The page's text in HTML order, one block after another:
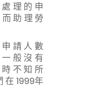
理 的 申
助 理 勞
請 人 數
般 沒 有
不 知 所
在 1999年